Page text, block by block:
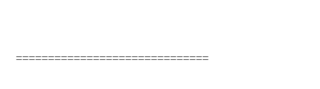
==============================